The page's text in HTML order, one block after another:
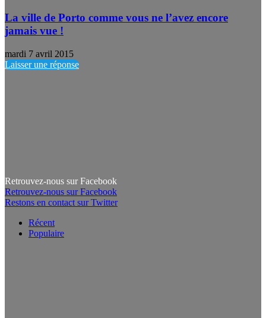
La ville de Porto comme vous ne l’avez encore
jamais vue !
mardi 7 avril 2015
Laisser une réponse
Retrouvez-nous sur Facebook
Retrouvez-nous sur Facebook
Restons en contact sur Twitter
Récent
Populaire